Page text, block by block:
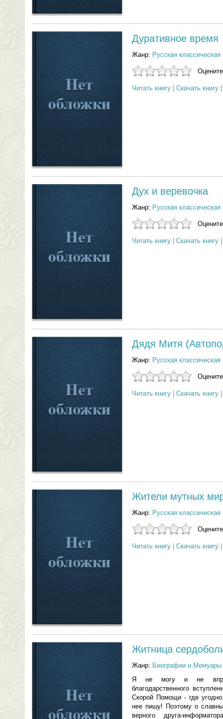
Дуративное время
Жанр: Русская классическая
Читать книгу Скачать книгу
Дух и веревочка
Жанр: Русская классическая
Читать книгу Скачать книгу
Дядя Митя
Жанр: Русская классическая
Читать книгу Скачать книгу
Жители мутных
Жанр: Русская классическая
Читать книгу Скачать книгу
Житница
Жанр: Биографии и Мемуары
Я не могу и не
благодарственного
Скорой Помощи - где
нее пишу! Поэтому о
верного друга-